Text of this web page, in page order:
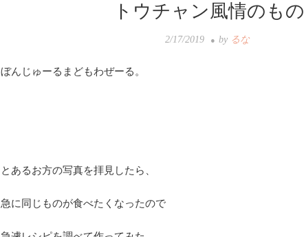
トウチャン風情のもの
2/17/2019 by るな
ぼんじゅーるまどもわぜーる。
とあるお方の写真を拝見したら、
急に同じものが食べたくなったので